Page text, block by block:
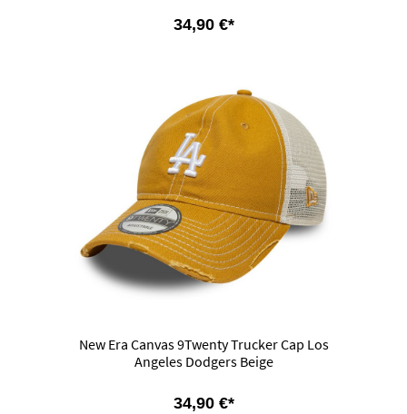
34,90 €*
New Era Canvas 9Twenty Trucker Cap Los
Angeles Dodgers Beige
34,90 €*